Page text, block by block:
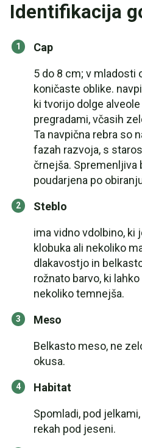
Identifikacija
Cap
5 do 8 cm; v mladosti
koničaste oblike.
ki tvorijo dolge
pregradami, včasih
Ta navpična rebra so
fazah razvoja, s
črnejša. Spremenljiva
poudarjena po
Steblo
ima vidno vdolbino, ki
klobuka ali nekoliko
dlakavostjo in
rožnato barvo, ki
nekoliko temnejša.
Meso
Belkasto meso, ne
okusa.
Habitat
Spomladi, pod
rekah pod jeseni.